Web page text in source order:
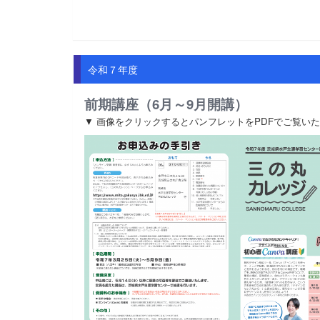
令和７年度
前期講座（6月～9月開講）
▼ 画像をクリックするとパンフレットをPDFでご覧い